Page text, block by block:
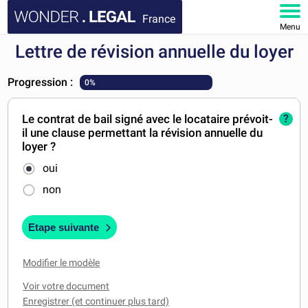
France
Menu
ACCUEIL
DOCUMENTS
FAQ
MON COMPTE
Lettre de révision annuelle du loyer
Progression : 0%
Le contrat de bail signé avec le locataire prévoit-
il une clause permettant la révision annuelle du
loyer ?
oui
non
?
Etape suivante
Modifier le modèle
Voir votre document